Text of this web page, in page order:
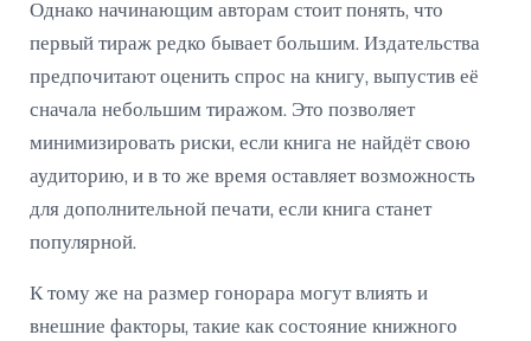
Однако начинающим авторам стоит понять, что
первый тираж редко бывает большим. Издательства
предпочитают оценить спрос на книгу, выпустив её
сначала небольшим тиражом. Это позволяет
минимизировать риски, если книга не найдёт свою
аудиторию, и в то же время оставляет возможность
для дополнительной печати, если книга станет
популярной.
К тому же на размер гонорара могут влиять и
внешние факторы, такие как состояние книжного